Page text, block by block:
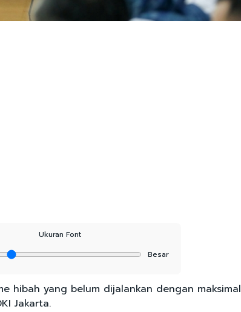
Ukuran Font
Besar
hibah yang belum dijalankan dengan maksimal
Jakarta.